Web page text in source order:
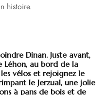
histoire.
Dinan. Juste avant,
Léhon, au bord de la
vélos et rejoignez le
le Jerzual, une jolie
à pans de bois et de